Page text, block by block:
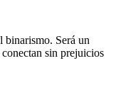
binarismo. Será un
sin prejuicios